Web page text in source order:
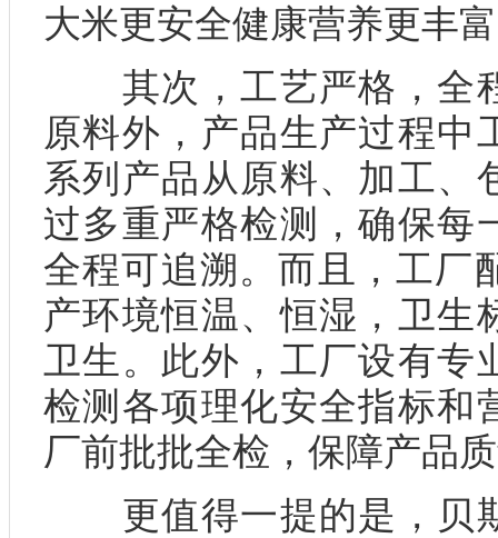
大米更安全健康营养更丰
其次，工艺严格，全
原料外，产品生产过程中
系列产品从原料、加工、
过多重严格检测，确保每
全程可追溯。而且，工厂
产环境恒温、恒湿，卫生
卫生。此外，工厂设有专
检测各项理化安全指标和
厂前批批全检，保障产品
更值得一提的是，贝